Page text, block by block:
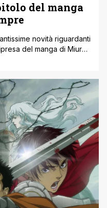
del manga
novità riguardanti
del manga di Miura
del 2010 in
nostrana oltre [']